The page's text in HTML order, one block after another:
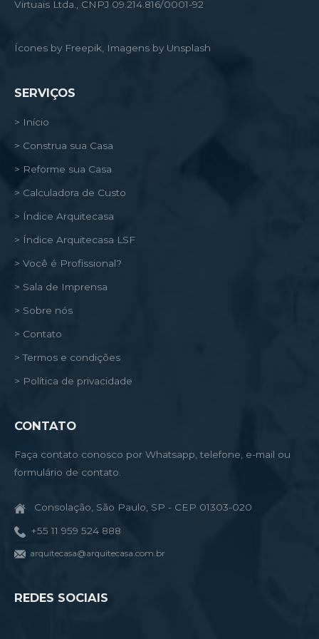
Virtuais Ltda., CNPJ 09.214.816/0001-92
Ícones by Freepik, Imagens by Unsplash
SERVIÇOS
> Início
> Construa sua Casa
> Reforme sua Casa
> Calculadora de Custo
> Índice Arquitecasa
> Índice Arquitecasa LSF
> Você é Profissional?
> Sala de Imprensa
> Sobre nós
> Contato
> Termos e condições
> Política de privacidade
CONTATO
Faça contato conosco por Whatsapp, telefone, e-mail ou
formulário de contato.
Consolação, São Paulo, SP - CEP 01303-020
+55 11 959 524 888
arquitecasa@arquitecasa.com.br
REDES SOCIAIS